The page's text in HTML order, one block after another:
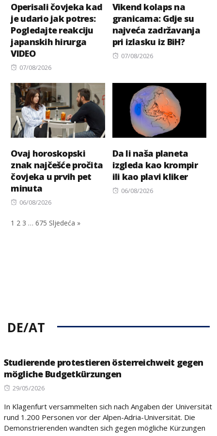
Operisali čovjeka kad
je udario jak potres:
Pogledajte reakciju
japanskih hirurga
VIDEO
Posted
07/08/2026
Vikend kolaps na
granicama: Gdje su
najveća zadržavanja
pri izlasku iz BiH?
Posted
07/08/2026
Ovaj horoskopski
znak najčešće pročita
čovjeka u prvih pet
minuta
Posted
06/08/2026
Da li naša planeta
izgleda kao krompir
ili kao plavi kliker
Posted
06/08/2026
1 2 3 … 675 Sljedeća »
DE/AT
Studierende protestieren österreichweit gegen
mögliche Budgetkürzungen
Posted
29/05/2026
In Klagenfurt versammelten sich nach Angaben der Universität
rund 1.200 Personen vor der Alpen-Adria-Universität. Die
Demonstrierenden wandten sich gegen mögliche Kürzungen